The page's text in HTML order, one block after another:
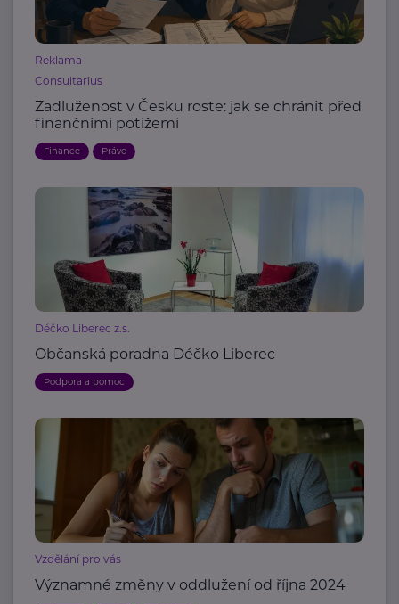
Reklama
Consultarius
Zadluženost v Česku roste: jak se chránit před
finančními potížemi
Finance Právo
Déčko Liberec z.s.
Občanská poradna Déčko Liberec
Podpora a pomoc
Vzdělání pro vás
Významné změny v oddlužení od října 2024